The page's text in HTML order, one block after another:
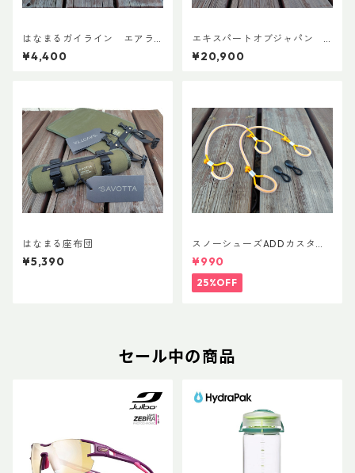
はなまるガイライン エアラ
イズ張り綱セット
¥4,400
エキスパートオブジャパン
スノーシューズL ADDカスタ
ムVer.5
¥20,900
はなまる座布団
¥5,390
スノーシューズADDカスタム
Ver.5用 オリジナルカスタムヒ
ールパーツ
¥990
25%OFF
セール中の商品